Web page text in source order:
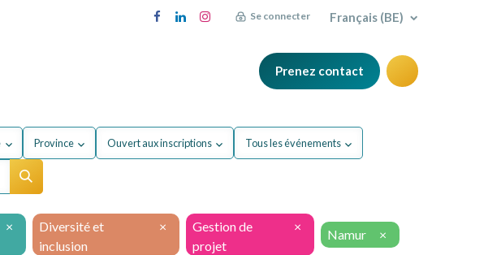
Se connecter Français (BE)
Prenez contact
Province Ouvert aux inscriptions Tous les événements
×
Diversité et
inclusion
×
Gestion de
projet
×
Namur ×